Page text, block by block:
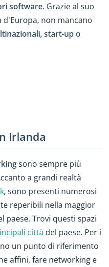
software. Grazie al suo
non mancano
start-up o
Irlanda
sono sempre più
a grandi realtà
, sono presenti numerosi
reperibili nella maggior
paese. Trovi questi spazi
città del paese. Per i
un punto di riferimento
affini, fare networking e